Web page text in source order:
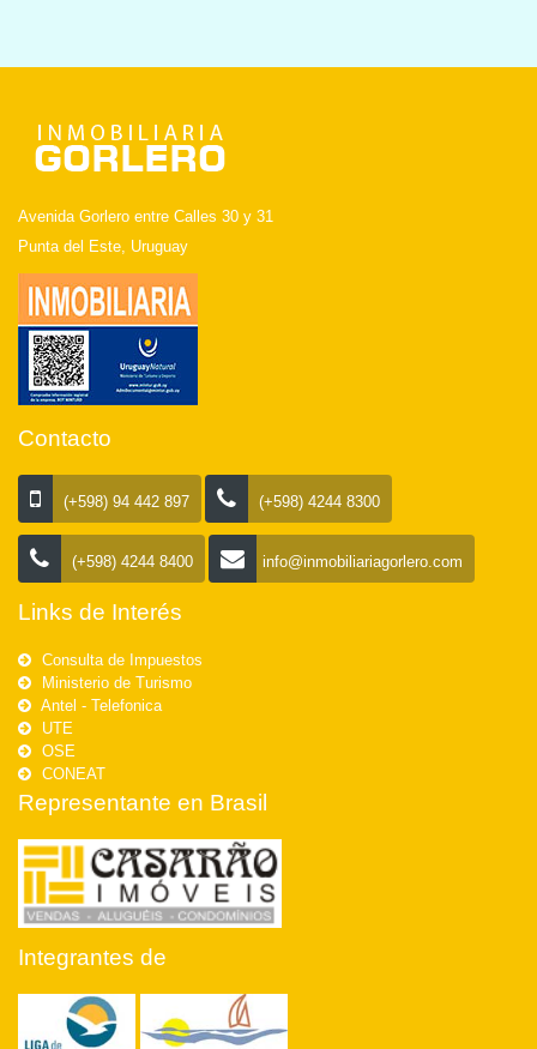
Avenida Gorlero entre Calles 30 y 31
Punta del Este, Uruguay
Contacto
(+598) 94 442 897 (+598) 4244 8300
(+598) 4244 8400 info@inmobiliariagorlero.com
Links de Interés
Consulta de Impuestos
Ministerio de Turismo
Antel - Telefonica
UTE
OSE
CONEAT
Representante en Brasil
Integrantes de